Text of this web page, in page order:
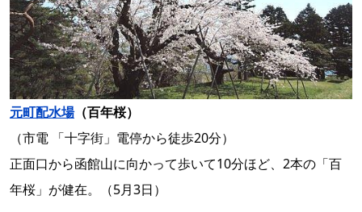
元町配水場（百年桜）
（市電 「十字街」電停から徒歩20分）
正面口から函館山に向かって歩いて10分ほど、2本の「百
年桜」が健在。（5月3日）